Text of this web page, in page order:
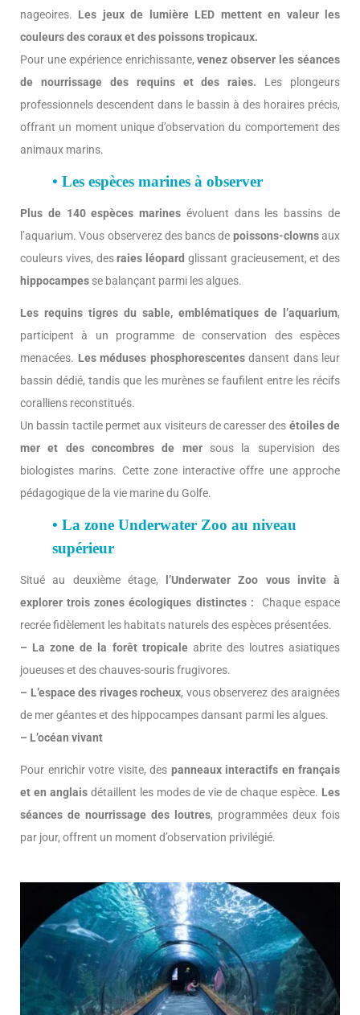
nageoires. Les jeux de lumière LED mettent en valeur les
couleurs des coraux et des poissons tropicaux.
Pour une expérience enrichissante,venez observer les séances
de nourrissage des requins et des raies. Les plongeurs
professionnels descendent dans le bassin à des horaires précis,
offrant un moment unique d’observation du comportement des
animaux marins.
• Les espèces marines à observer
Plus de 140 espèces marines évoluent dans les bassins de
l’aquarium. Vous observerez des bancs de poissons-clownsaux
couleurs vives, desraies léopard glissant gracieusement, et des
hippocampes se balançant parmi les algues.
Les requins tigres du sable, emblématiques de l’aquarium,
participent à un programme de conservation des espèces
menacées. Les méduses phosphorescentesdansent dans leur
bassin dédié, tandis que les murènes se faufilent entre les récifs
coralliens reconstitués.
Un bassin tactile permet aux visiteurs de caresser des étoiles de
mer et des concombres de mersous la supervision des
biologistes marins. Cette zone interactive offre une approche
pédagogique de la vie marine du Golfe.
• La zone Underwater Zoo au niveau
supérieur
Situé au deuxième étage,
l’Underwater Zoo vous invite à
explorer trois zones écologiques distinctes : Chaque espace
recrée fidèlement les habitats naturels des espèces présentées.
– La zone de la forêt tropicaleabrite des loutres asiatiques
joueuses et des chauves-souris frugivores.
– L’espace des rivages rocheux, vous observerez des araignées
de mer géantes et des hippocampes dansant parmi les algues.
– L’océan vivant
Pour enrichir votre visite, des panneaux interactifs en français
et en anglaisdétaillent les modes de vie de chaque espèce. Les
séances de nourrissage des loutres, programmées deux fois
par jour, offrent un moment d’observation privilégié.